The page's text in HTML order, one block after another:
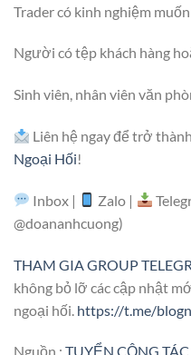
Trader có kinh nghiệm
Người có tệp khách hàng
Sinh viên, nhân viên văn
Liên hệ ngay để trở
Ngoại Hối!
Inbox | Zalo |
@doananhcuong)
THAM GIA GROUP
không bỏ lỡ các cập nhật
ngoại hối. https://t.me/
Nguồn : TUYỂN CỘNG